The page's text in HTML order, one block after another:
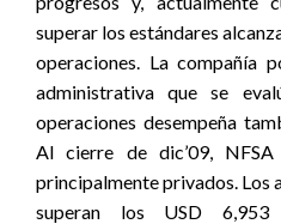
superar los estándares
operaciones. La compañía
administrativa que se
operaciones desempeña
Al cierre de dic’09,
principalmente privados.
superan los USD 6,953